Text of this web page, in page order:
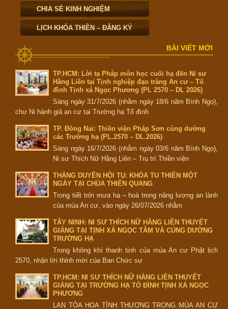
CHIA SẺ KINH NGHIỆM
LỊCH KHÓA THIỀN – ĐĂNG KÝ
BÀI VIẾT MỚI
TP.HCM: Lời tạ Pháp môn học cuối hạ đến Ni sư
Hằng Liên tại Tịnh nghiệp đạo tràng An cư – Tổ
đình Tịnh xá Ngọc Phương (PL 2570 – DL 2026)
Sáng ngày 31/7/2026 (nhằm ngày 18/6 năm Bính Ngọ),
chư Ni hành giả an cư tại Trường hạ Tổ đình
TP. Đồng Nai: Thiền viện Pháp Sơn cúng dường
các Trường hạ (PL.2570 – DL.2026)
Sáng ngày 16/7/2026 (nhằm ngày 03/6 năm Bính Ngọ),
Ni sư Thích Nữ Hằng Liên – Trụ trì Thiền viện
THẮNG DUYÊN HỘI TỤ: KHÓA TU THIỀN MỘT
NGÀY TẠI CHÙA THIÊN QUANG
Trong tiết trời mưa hạ – hoà trong năng lượng an lành
của mùa An cư, vào ngày 26/07/2026 nhằm
TÂY NINH: NI SƯ THÍCH NỮ HẰNG LIÊN THUYẾT
GIẢNG TẠI TỊNH XÁ NGỌC TÂM VÀ CÚNG DƯỜNG
TRƯỜNG HẠ
Trong không khí thanh tịnh của mùa An cư Phật lịch
2570, nhận lời thỉnh mời của Ban Chức sự
TP.HCM: NI SƯ THÍCH NỮ HẰNG LIÊN THUYẾT
GIẢNG TẠI TRƯỜNG HẠ TỔ ĐÌNH TỊNH XÁ NGỌC
PHƯƠNG
LAN TỎA HOA TÌNH THƯƠNG TRONG MÙA AN CƯ